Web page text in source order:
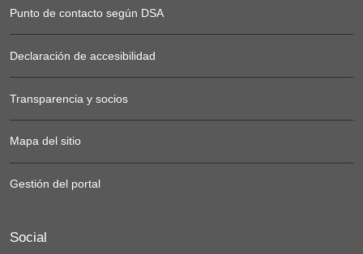
Punto de contacto según DSA
Declaración de accesibilidad
Transparencia y socios
Mapa del sitio
Gestión del portal
Social